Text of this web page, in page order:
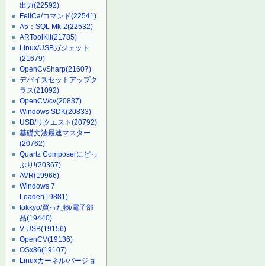
出力(22592)
FeliCa/コマンド(22541)
A5：SQL Mk-2(22532)
ARToolKit(21785)
Linux/USBガジェット
(21679)
OpenCvSharp(21607)
デバイスセットアップク
ラス(21092)
OpenCV/cv(20837)
Windows SDK(20833)
USB/リクエスト(20792)
基礎文法最速マスター
(20762)
Quartz Composerにどっ
ぷり!(20367)
AVR(19966)
Windows 7
Loader(19881)
tokkyo/買った物/電子部
品(19440)
V-USB(19156)
OpenCV(19136)
OSx86(19107)
Linuxカーネル/バージョ